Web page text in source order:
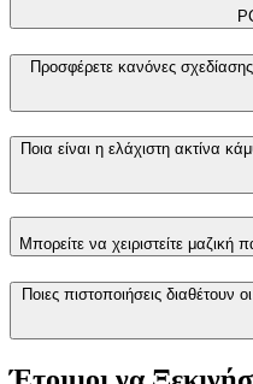
Προσφέρετε κανόνες
Ποια είναι η ελάχιστη ακτίνα
Μπορείτε να χειριστείτε
Ποιες πιστοποιήσεις διαθέτουν